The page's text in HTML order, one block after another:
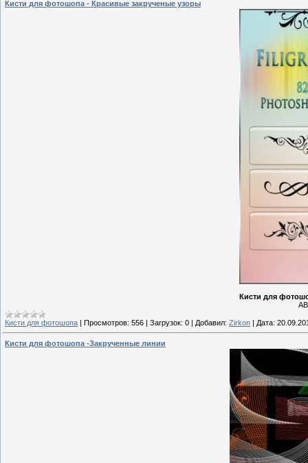
Кисти для фотошопа - Красивые закрученые узоры
Кисти для
Кисти для фотошопа | Просмотров: 556 | Загрузок: 0 | Добавил: Zirkon | Дата:
Кисти для фотошопа -Закрученные линии